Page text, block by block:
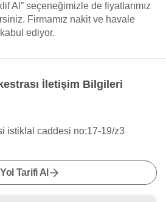
Al” seçeneğimizle de fiyatlarımız
Firmamız nakit ve havale
ediyor.
İletişim Bilgileri
istiklal caddesi no:17-19/z3
Yol Tarifi Al